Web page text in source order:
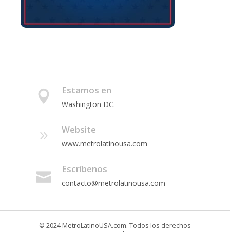
Estamos en
Washington DC.
Website
www.metrolatinousa.com
Escríbenos
contacto@metrolatinousa.com
© 2024 MetroLatinoUSA.com. Todos los derechos